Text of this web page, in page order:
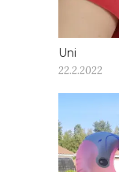
Uni
22.2.2022